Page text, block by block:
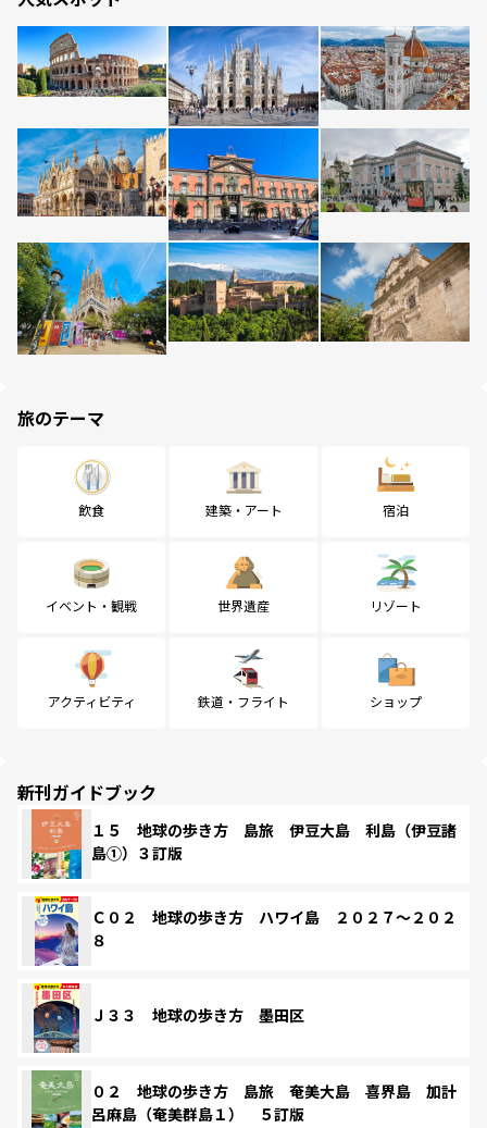
旅のテーマ
飲食 建築・アート 宿泊
イベント・観戦 世界遺産 リゾート
アクティビティ 鉄道・フライト ショップ
新刊ガイドブック
１５ 地球の歩き方 島旅 伊豆大島 利島（伊豆諸
島①）３訂版
Ｃ０２ 地球の歩き方 ハワイ島 ２０２７～２０２
８
Ｊ３３ 地球の歩き方 墨田区
０２ 地球の歩き方 島旅 奄美大島 喜界島 加計
呂麻島（奄美群島１） ５訂版